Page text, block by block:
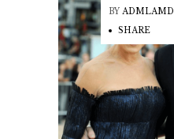
BY ADMLAMD
SHARE